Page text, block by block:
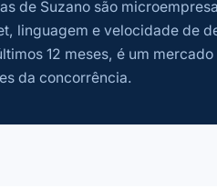
de Suzano são
linguagem e velocidade de
12 meses, é um mercado
da concorrência.